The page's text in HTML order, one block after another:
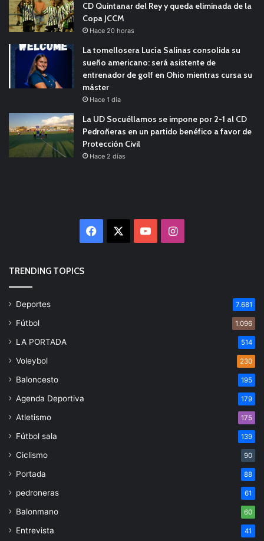
CD Quintanar del Rey y queda eliminada de la
Copa JCCM
Hace 20 horas
La tomellosera Lucía Salinas consolida su
sueño americano: será asistente de
entrenador de golf en Ohio mientras cursa su
máster
Hace 1 día
La UD Socuéllamos se impone por 2-1 al CD
Pedroñeras en un partido benéfico a favor de
Protección Civil
Hace 2 días
Facebook YouTubeInstagram
TRENDING TOPICS
Deportes 7.681
Fútbol 1.096
LA PORTADA 514
Voleybol 230
Baloncesto 195
Agenda Deportiva 179
Atletismo 175
Fútbol sala 139
Ciclismo 90
Portada 88
pedroneras 61
Balonmano 60
Entrevista 41